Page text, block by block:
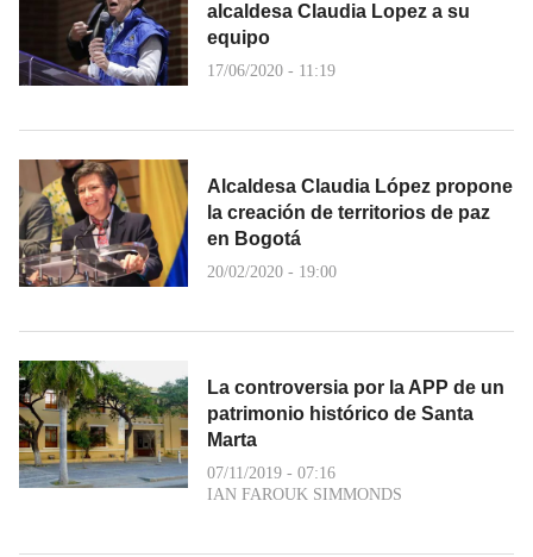
alcaldesa Claudia Lopez a su
equipo
17/06/2020 - 11:19
Alcaldesa Claudia López propone
la creación de territorios de paz
en Bogotá
20/02/2020 - 19:00
La controversia por la APP de un
patrimonio histórico de Santa
Marta
07/11/2019 - 07:16
IAN FAROUK SIMMONDS